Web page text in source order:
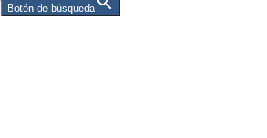
Botón de búsqueda